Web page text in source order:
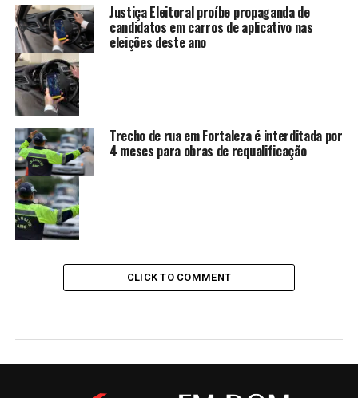
Justiça Eleitoral proíbe propaganda de
candidatos em carros de aplicativo nas
eleições deste ano
Trecho de rua em Fortaleza é interditada por
4 meses para obras de requalificação
CLICK TO COMMENT